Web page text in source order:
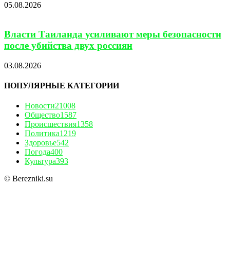
05.08.2026
Власти Таиланда усиливают меры безопасности
после убийства двух россиян
03.08.2026
ПОПУЛЯРНЫЕ КАТЕГОРИИ
Новости21008
Общество1587
Происшествия1358
Политика1219
Здоровье542
Погода400
Культура393
© Berezniki.su